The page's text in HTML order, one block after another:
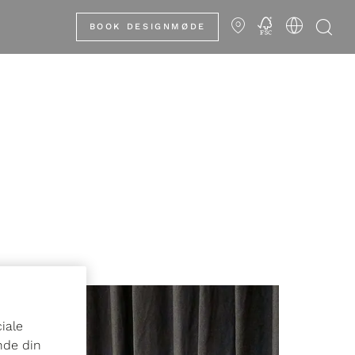
BOOK DESIGNMØDE Showrooms
FSC
din